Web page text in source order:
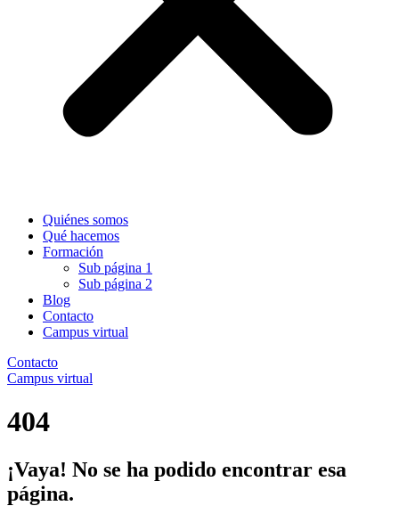
Quiénes somos
Qué hacemos
Formación
Sub página 1
Sub página 2
Blog
Contacto
Campus virtual
Contacto
Campus virtual
404
¡Vaya! No se ha podido encontrar esa
página.